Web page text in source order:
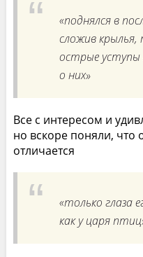
«поднялся в
сложив
острые уступы
о них»
Все с интересом и
но вскоре поняли, что
отличается
«только глаза
как у царя